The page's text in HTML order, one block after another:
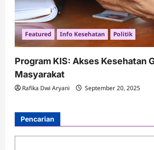
Featured Info Kesehatan Politik
Program KIS: Akses Kesehatan
Masyarakat
Rafika Dwi Aryani September 20, 2025
Pencarian